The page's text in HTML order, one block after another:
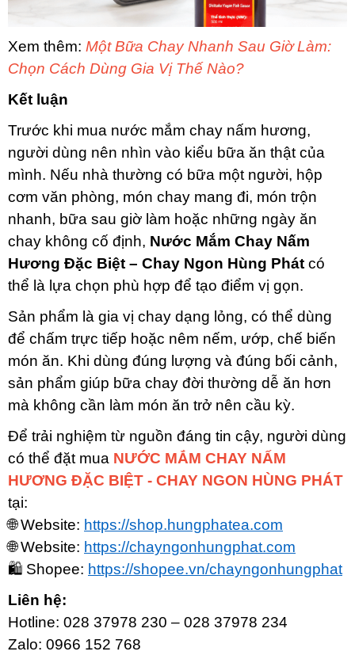
Xem thêm: Một Bữa Chay Nhanh Sau Giờ Làm:
Chọn Cách Dùng Gia Vị Thế Nào?
Kết luận
Trước khi mua nước mắm chay nấm hương,
người dùng nên nhìn vào kiểu bữa ăn thật của
mình. Nếu nhà thường có bữa một người, hộp
cơm văn phòng, món chay mang đi, món trộn
nhanh, bữa sau giờ làm hoặc những ngày ăn
chay không cố định, Nước Mắm Chay Nấm
Hương Đặc Biệt – Chay Ngon Hùng Phát có
thể là lựa chọn phù hợp để tạo điểm vị gọn.
Sản phẩm là gia vị chay dạng lỏng, có thể dùng
để chấm trực tiếp hoặc nêm nếm, ướp, chế biến
món ăn. Khi dùng đúng lượng và đúng bối cảnh,
sản phẩm giúp bữa chay đời thường dễ ăn hơn
mà không cần làm món ăn trở nên cầu kỳ.
Để trải nghiệm từ nguồn đáng tin cậy, người dùng
có thể đặt mua NƯỚC MẮM CHAY NẤM
HƯƠNG ĐẶC BIỆT - CHAY NGON HÙNG PHÁT
tại:
🌐 Website: https://shop.hungphatea.com
🌐 Website: https://chayngonhungphat.com
🛍 Shopee: https://shopee.vn/chayngonhungphat
Liên hệ:
Hotline: 028 37978 230 – 028 37978 234
Zalo: 0966 152 768